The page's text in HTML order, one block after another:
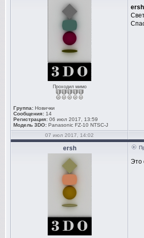
Проходил мимо
Группа: Новички
Сообщения: 14
Регистрация: 06 июл 2017, 13:59
Модель 3DO: Panasonic FZ-10 NTSC-J
ersh
07 июл 2017, 14:02
ersh
Это